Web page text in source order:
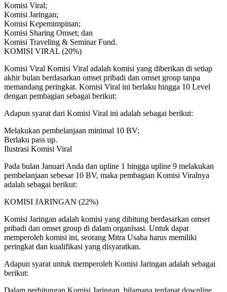
Komisi Viral;
Komisi Jaringan;
Komisi Kepemimpinan;
Komisi Sharing Omset; dan
Komisi Traveling & Seminar Fund.
KOMISI VIRAL (20%)
Komisi Viral Komisi Viral adalah komisi yang diberikan di setiap
akhir bulan berdasarkan omset pribadi dan omset group tanpa
memandang peringkat. Komisi Viral ini berlaku hingga 10 Level
dengan pembagian sebagai berikut:
Adapun syarat dari Komisi Viral ini adalah sebagai berikut:
Melakukan pembelanjaan minimal 10 BV;
Berlaku pass up.
Ilustrasi Komisi Viral
Pada bulan Januari Anda dan upline 1 hingga upline 9 melakukan
pembelanjaan sebesar 10 BV, maka pembagian Komisi Viralnya
adalah sebagai berikut:
KOMISI JARINGAN (22%)
Komisi Jaringan adalah komisi yang dihitung berdasarkan omset
pribadi dan omset group di dalam organisasi. Untuk dapat
memperoleh komisi ini, seorang Mitra Usaha harus memiliki
peringkat dan kualifikasi yang disyaratkan.
Adapun syarat untuk memperoleh Komisi Jaringan adalah sebagai
berikut:
Dalam perhitungan Komisi Jaringan, bilamana terdapat downline